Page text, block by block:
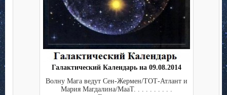
Галактический Календарь на 09.08.2014
Волну Мага ведут Сен-Жермен/ТОТ-Атлант и
Мария Магдалина/МааТ. . . . . . . . . .